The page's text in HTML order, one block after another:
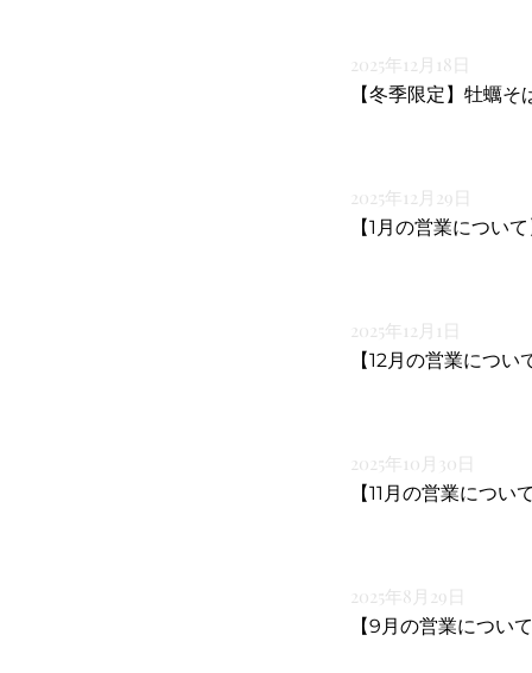
2025年12月18日
【冬季限定】牡蠣そ
2025年12月29日
【1月の営業について
2025年12月1日
【12月の営業につい
2025年10月30日
【11月の営業について
2025年8月29日
【9月の営業について